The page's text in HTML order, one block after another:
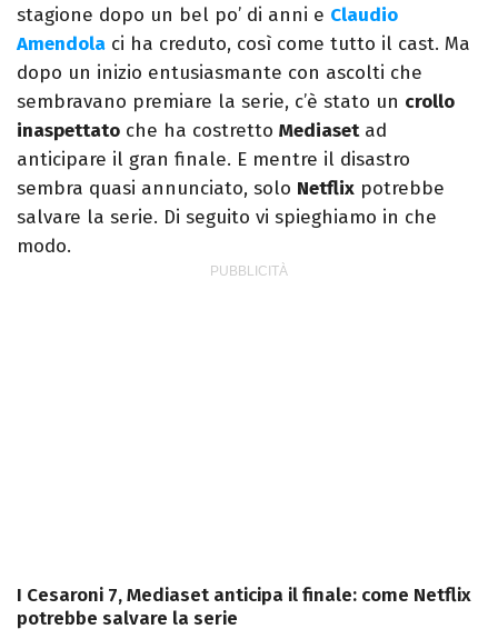
stagione dopo un bel po’ di anni e Claudio
Amendola ci ha creduto, così come tutto il cast. Ma
dopo un inizio entusiasmante con ascolti che
sembravano premiare la serie, c’è stato un crollo
inaspettato che ha costretto Mediasetad
anticipare il gran finale. E mentre il disastro
sembra quasi annunciato, solo Netflix potrebbe
salvare la serie. Di seguito vi spieghiamo in che
modo.
I Cesaroni 7, Mediaset anticipa il finale: come Netflix
potrebbe salvare la serie